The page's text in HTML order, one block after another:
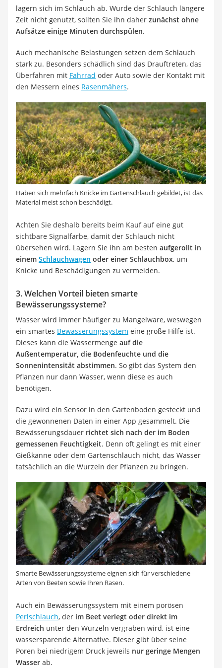
lagern sich im Schlauch ab. Wurde der Schlauch längere
Zeit nicht genutzt, sollten Sie ihn daher zunächst ohne
Aufsätze einige Minuten durchspülen.
Auch mechanische Belastungen setzen dem Schlauch
stark zu. Besonders schädlich sind das Drauftreten, das
Überfahren mit Fahrrad oder Auto sowie der Kontakt mit
den Messern eines Rasenmähers.
Haben sich mehrfach Knicke im Gartenschlauch gebildet, ist das
Material meist schon beschädigt.
Achten Sie deshalb bereits beim Kauf auf eine gut
sichtbare Signalfarbe, damit der Schlauch nicht
übersehen wird. Lagern Sie ihn am besten aufgerollt in
einem Schlauchwagen oder einer Schlauchbox, um
Knicke und Beschädigungen zu vermeiden.
3. Welchen Vorteil bieten smarte
Bewässerungssysteme?
Wasser wird immer häufiger zu Mangelware, weswegen
ein smartes Bewässerungssystem eine große Hilfe ist.
Dieses kann die Wassermenge auf die
Außentemperatur, die Bodenfeuchte und die
Sonnenintensität abstimmen. So gibt das System den
Pflanzen nur dann Wasser, wenn diese es auch
benötigen.
Dazu wird ein Sensor in den Gartenboden gesteckt und
die gewonnenen Daten in einer App gesammelt. Die
Bewässerungsdauer richtet sich nach der im Boden
gemessenen Feuchtigkeit. Denn oft gelingt es mit einer
Gießkanne oder dem Gartenschlauch nicht, das Wasser
tatsächlich an die Wurzeln der Pflanzen zu bringen.
Smarte Bewässerungssysteme eignen sich für verschiedene
Arten von Beeten sowie Ihren Rasen.
Auch ein Bewässerungssystem mit einem porösen
Perlschlauch, der im Beet verlegt oder direkt im
Erdreich unter den Wurzeln vergraben wird, ist eine
wassersparende Alternative. Dieser gibt über seine
Poren bei niedrigem Druck jeweils nur geringe Mengen
Wasser ab.